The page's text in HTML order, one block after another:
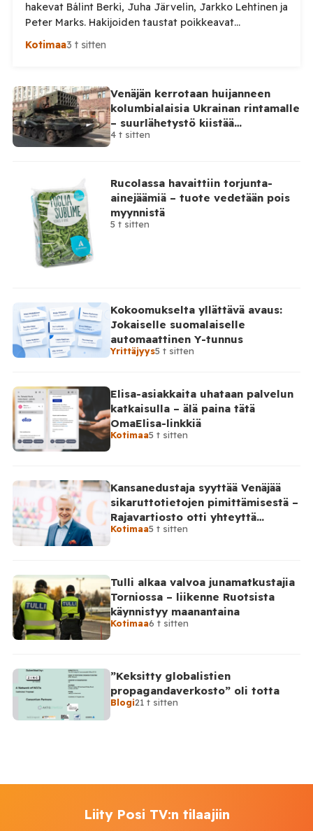
hakevat Bálint Berki, Juha Järvelin, Jarkko Lehtinen ja
Peter Marks. Hakijoiden taustat poikkeavat
huomattavasti toisistaan. Poliisihallitus nimittää
sen virkapaikkana on Vaasa. Poliisipäällikkö vastaa
muun muassa poliisilaitoksen toiminnan, talouden ja
henkilöstön johtamisesta sekä poliisipalvelujen
järjestämisestä laitoksen alueella. Tilaa Posi […]
Kotimaa3 t sitten
Venäjän kerrotaan huijanneen
kolumbialaisia Ukrainan rintamalle
– suurlähetystö kiistää
osallisuutensa
4 t sitten
Rucolassa havaittiin torjunta-
ainejäämiä – tuote vedetään pois
myynnistä
5 t sitten
Kokoomukselta yllättävä avaus:
Jokaiselle suomalaiselle
automaattinen Y-tunnus
Yrittäjyys5 t sitten
Elisa-asiakkaita uhataan palvelun
katkaisulla – älä paina tätä
OmaElisa-linkkiä
Kotimaa5 t sitten
Kansanedustaja syyttää Venäjää
sikaruttotietojen pimittämisestä –
Rajavartiosto otti yhteyttä
Venäjälle
Kotimaa5 t sitten
Tulli alkaa valvoa junamatkustajia
Torniossa – liikenne Ruotsista
käynnistyy maanantaina
Kotimaa6 t sitten
”Keksitty globalistien
propagandaverkosto” oli totta
Blogi21 t sitten
Liity Posi TV:n tilaajiin